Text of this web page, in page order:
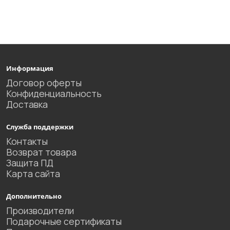
Информация
Договор оферты
Конфиденциальность
Доставка
Служба поддержки
Контакты
Возврат товара
Защита ПД
Карта сайта
Дополнительно
Производители
Подарочные сертификаты